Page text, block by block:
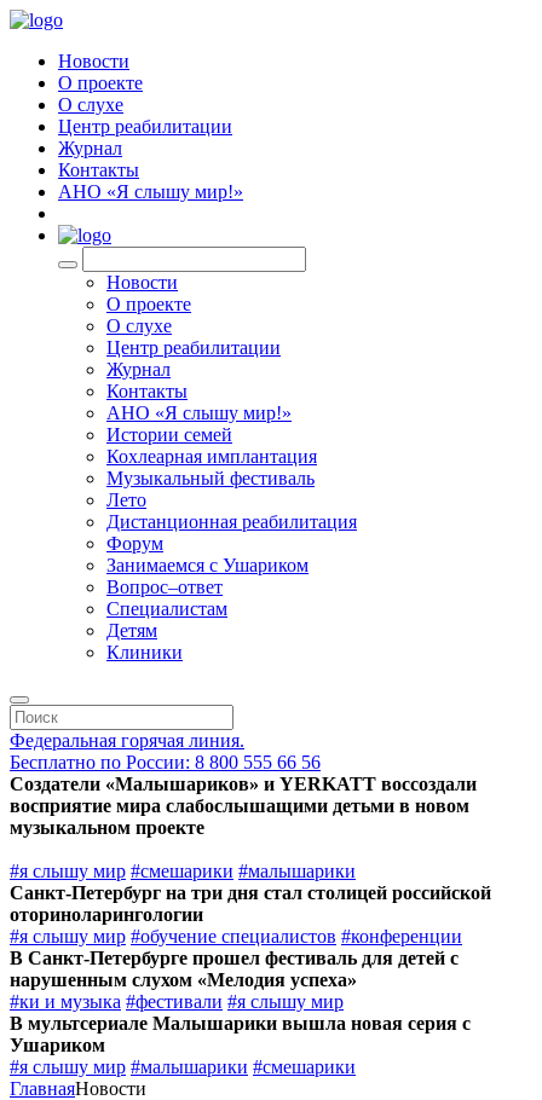
Новости
О проекте
О слухе
Центр реабилитации
Журнал
Контакты
АНО «Я слышу мир!»
Новости
О проекте
О слухе
Центр реабилитации
Журнал
Контакты
АНО «Я слышу мир!»
Истории семей
Кохлеарная имплантация
Музыкальный фестиваль
Лето
Дистанционная реабилитация
Форум
Занимаемся с Ушариком
Вопрос–ответ
Специалистам
Детям
Клиники
Федеральная горячая линия.
Бесплатно по России: 8 800 555 66 56
Создатели «Малышариков» и YERKATT воссоздали
восприятие мира слабослышащими детьми в новом
музыкальном проекте
#я слышу мир #смешарики #малышарики
Санкт-Петербург на три дня стал столицей российской
оториноларингологии
#я слышу мир #обучение специалистов #конференции
В Санкт-Петербурге прошел фестиваль для детей с
нарушенным слухом «Мелодия успеха»
#ки и музыка #фестивали #я слышу мир
В мультсериале Малышарики вышла новая серия с
Ушариком
#я слышу мир #малышарики #смешарики
ГлавнаяНовости